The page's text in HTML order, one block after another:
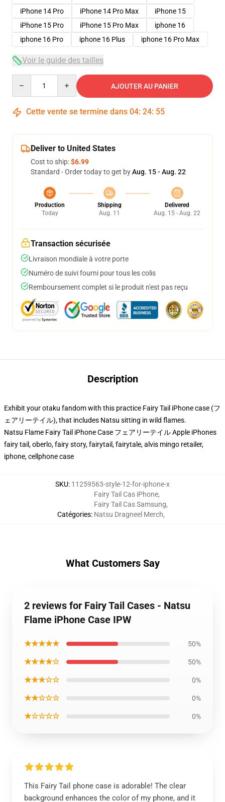
iPhone 14 Pro
iPhone 14 Pro Max
iPhone 15
iPhone 15 Pro
iPhone 15 Pro Max
iphone 16
iphone 16 Pro
iphone 16 Plus iphone 16 Pro Max
Voir le guide des tailles
AJOUTER AU PANIER
Cette vente se termine dans 04: 24: 54
Deliver to United States
Cost to ship:$6.99
Standard - Order today to get byAug. 15 - Aug. 22
Production
Today
Shipping
Aug. 11
Delivered
Aug. 15 - Aug. 22
Transaction sécurisée
Livraison mondiale à votre porte
Numéro de suivi fourni pour tous les colis
Remboursement complet si le produit n'est pas reçu
Description
Exhibit your otaku fandom with this practice Fairy Tail iPhone case (フ
ェアリーテイル), that includes Natsu sitting in wild flames.
Natsu Flame Fairy Tail iPhone Case フェアリーテイル Apple iPhones
fairy tail, oberlo, fairy story, fairytail, fairytale, alvis mingo retailer,
iphone, cellphone case
SKU: 11259563-style-12-for-iphone-x
Catégories:
Fairy Tail Cas iPhone,
Fairy Tail Cas Samsung,
Natsu Dragneel Merch,
What Customers Say
2 reviews for Fairy Tail Cases - Natsu
Flame iPhone Case IPW
★★★★★ 50%
★★★★☆ 50%
★★★☆☆ 0%
★★☆☆☆ 0%
★☆☆☆☆ 0%
This Fairy Tail phone case is adorable! The clear
background enhances the color of my phone, and it